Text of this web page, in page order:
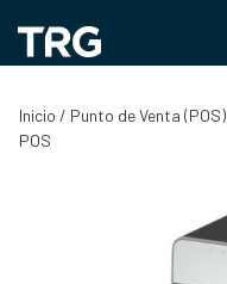
contenido
Inicio / Punto de Venta (POS)
POS